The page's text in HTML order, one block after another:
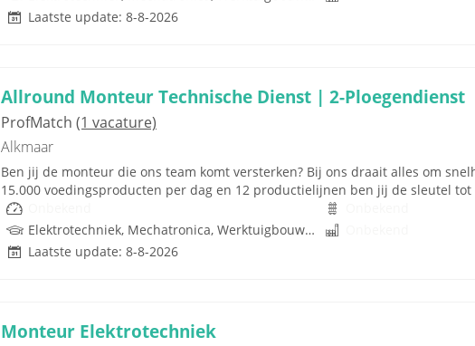
Laatste update: 8-8-2026
Allround Monteur Technische Dienst | 2-Ploegendienst
ProfMatch (1 vacature)
Alkmaar
Ben jij de monteur die ons team komt versterken? Bij ons draait alles om
15.000 voedingsproducten per dag en 12 productielijnen ben jij de sleutel tot
Elektrotechniek, Mechatronica, Werktuigbouwkunde
Laatste update: 8-8-2026
Monteur Elektrotechniek